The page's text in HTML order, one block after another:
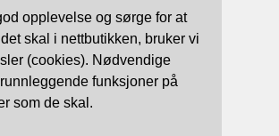
opplevelse og sørge for at
skal i nettbutikken, bruker vi
(cookies). Nødvendige
funksjoner på
som de skal.
016 MVA